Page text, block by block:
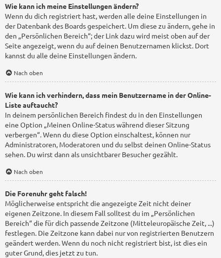
Wie kann ich meine Einstellungen ändern?
Wenn du dich registriert hast, werden alle deine Einstellungen in
der Datenbank des Boards gespeichert. Um diese zu ändern, gehe in
den „Persönlichen Bereich“; der Link dazu wird meist oben auf der
Seite angezeigt, wenn du auf deinen Benutzernamen klickst. Dort
kannst du alle deine Einstellungen ändern.
Nach oben
Wie kann ich verhindern, dass mein Benutzername in der Online-
Liste auftaucht?
In deinem persönlichen Bereich findest du in den Einstellungen
eine Option „Meinen Online-Status während dieser Sitzung
verbergen“. Wenn du diese Option einschaltest, können nur
Administratoren, Moderatoren und du selbst deinen Online-Status
sehen. Du wirst dann als unsichtbarer Besucher gezählt.
Nach oben
Die Forenuhr geht falsch!
Möglicherweise entspricht die angezeigte Zeit nicht deiner
eigenen Zeitzone. In diesem Fall solltest du im „Persönlichen
Bereich“ die für dich passende Zeitzone (Mitteleuropäische Zeit, ...)
festlegen. Die Zeitzone kann dabei nur von registrierten Benutzern
geändert werden. Wenn du noch nicht registriert bist, ist dies ein
guter Grund, dies jetzt zu tun.